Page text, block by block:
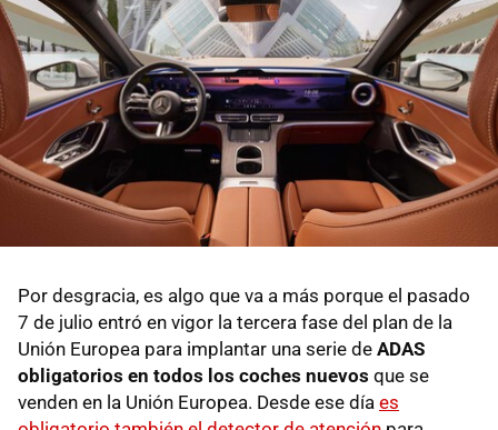
Por desgracia, es algo que va a más porque el pasado
7 de julio entró en vigor la tercera fase del plan de la
Unión Europea para implantar una serie de ADAS
obligatorios en todos los coches nuevos que se
venden en la Unión Europea. Desde ese día es